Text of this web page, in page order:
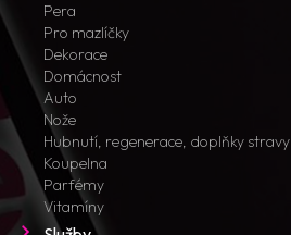
Pera
Pro mazlíčky
Dekorace
Domácnost
Auto
Nože
Hubnutí, regenerace, doplňky stravy
Koupelna
Parfémy
Vitamíny